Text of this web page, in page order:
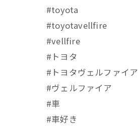
#toyota
#toyotavellfire
#vellfire
#トヨタ
#トヨタヴェルファイア
#ヴェルファイア
#車
#車好き